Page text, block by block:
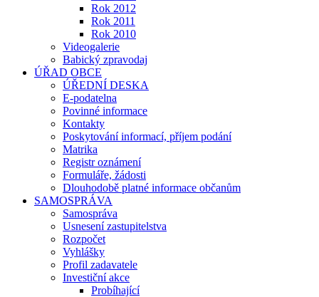
Rok 2012
Rok 2011
Rok 2010
Videogalerie
Babický zpravodaj
ÚŘAD OBCE
ÚŘEDNÍ DESKA
E-podatelna
Povinné informace
Kontakty
Poskytování informací, příjem podání
Matrika
Registr oznámení
Formuláře, žádosti
Dlouhodobě platné informace občanům
SAMOSPRÁVA
Samospráva
Usnesení zastupitelstva
Rozpočet
Vyhlášky
Profil zadavatele
Investiční akce
Probíhající